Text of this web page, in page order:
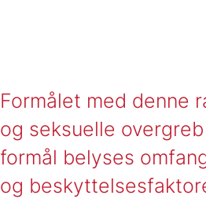
Formålet med denne
og seksuelle
formål belyses
og